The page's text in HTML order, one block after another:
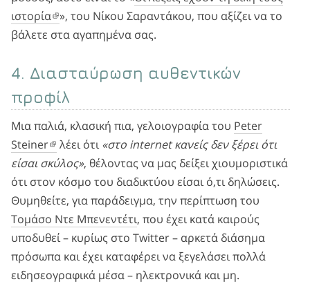
ιστορία », του Νίκου Σαραντάκου, που αξίζει να το
βάλετε στα αγαπημένα σας.
4. Διασταύρωση αυθεντικών
προφίλ
Μια παλιά, κλασική πια, γελοιογραφία του Peter
Steiner
λέει ότι«στο internet κανείς δεν ξέρει ότι
είσαι σκύλος», θέλοντας να μας δείξει χιουμοριστικά
ότι στον κόσμο του διαδικτύου είσαι ό,τι δηλώσεις.
Θυμηθείτε, για παράδειγμα, την περίπτωση του
Τομάσο Ντε Μπενεντέτι, που έχει κατά καιρούς
υποδυθεί – κυρίως στο Twitter – αρκετά διάσημα
πρόσωπα και έχει καταφέρει να ξεγελάσει πολλά
ειδησεογραφικά μέσα – ηλεκτρονικά και μη.